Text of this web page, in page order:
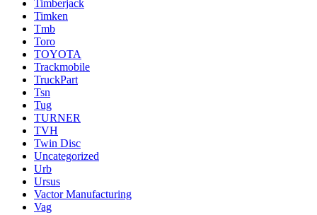
Timberjack
Timken
Tmb
Toro
TOYOTA
Trackmobile
TruckPart
Tsn
Tug
TURNER
TVH
Twin Disc
Uncategorized
Urb
Ursus
Vactor Manufacturing
Vag